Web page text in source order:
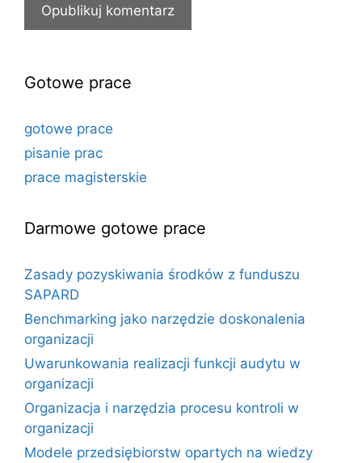
Gotowe prace
gotowe prace
pisanie prac
prace magisterskie
Darmowe gotowe prace
Zasady pozyskiwania środków z funduszu
SAPARD
Benchmarking jako narzędzie doskonalenia
organizacji
Uwarunkowania realizacji funkcji audytu w
organizacji
Organizacja i narzędzia procesu kontroli w
organizacji
Modele przedsiębiorstw opartych na wiedzy